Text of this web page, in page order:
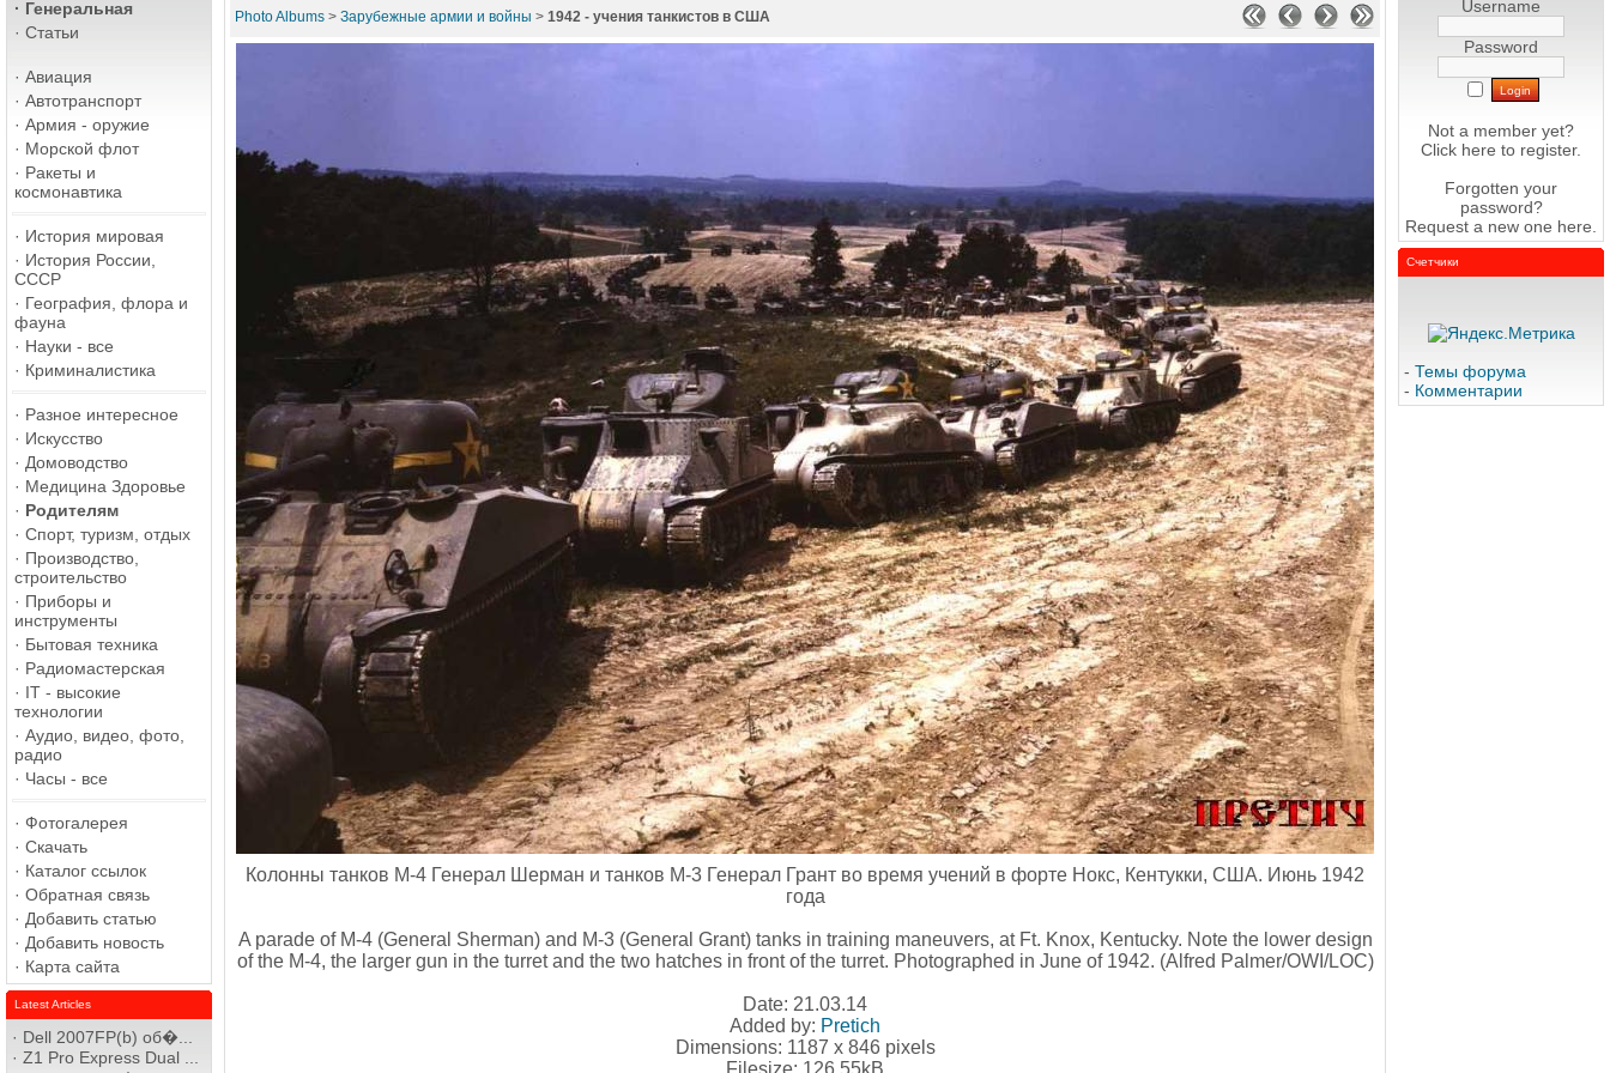
· Генеральная
· Статьи
· Авиация
· Автотранспорт
· Армия - оружие
· Морской флот
· Ракеты и
космонавтика
· История мировая
· История России,
СССР
· География, флора и
фауна
· Науки - все
· Криминалистика
· Разное интересное
· Искусство
· Домоводство
· Медицина Здоровье
· Родителям
· Спорт, туризм, отдых
· Производство,
строительство
· Приборы и
инструменты
· Бытовая техника
· Радиомастерская
· IT - высокие
технологии
· Аудио, видео, фото,
радио
· Часы - все
· Фотогалерея
· Скачать
· Каталог ссылок
· Обратная связь
· Добавить статью
· Добавить новость
· Карта сайта
Latest Articles
· Dell 2007FP(b) об�...
· Z1 Pro Express Dual ...
Photo Albums > Зарубежные армии и войны > 1942 - учения танкистов в США
Колонны танков М-4 Генерал Шерман и танков М-3 Генерал Грант во время учений в форте Нокс, Кентукки, США. Июнь 1942
года
A parade of M-4 (General Sherman) and M-3 (General Grant) tanks in training maneuvers, at Ft. Knox, Kentucky. Note the lower design
of the M-4, the larger gun in the turret and the two hatches in front of the turret. Photographed in June of 1942. (Alfred Palmer/OWI/LOC)
Date: 21.03.14
Added by: Pretich
Dimensions: 1187 x 846 pixels
Filesize: 126.55kB
Username
Password
Not a member yet?
Click here to register.
Forgotten your
password?
Request a new one here
Счетчики
- Темы форума
- Комментарии